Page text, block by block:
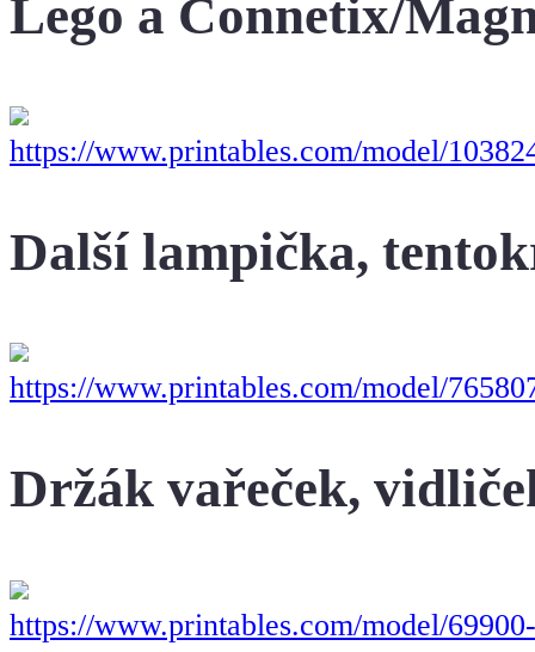
Lego a Connetix/
https://www.printables.com/model/
Další lampička,
https://www.printables.com/model/
Držák vařeček,
https://www.printables.com/model/